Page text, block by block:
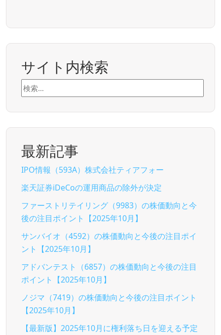
サイト内検索
検
索:
最新記事
IPO情報（593A）株式会社ティアフォー
楽天証券iDeCoの運用商品の除外が決定
ファーストリテイリング（9983）の株価動向と今
後の注目ポイント【2025年10月】
サンバイオ（4592）の株価動向と今後の注目ポイ
ント【2025年10月】
アドバンテスト（6857）の株価動向と今後の注目
ポイント【2025年10月】
ノジマ（7419）の株価動向と今後の注目ポイント
【2025年10月】
【最新版】2025年10月に権利落ち日を迎える予定